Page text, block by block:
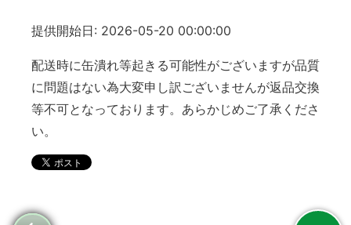
提供開始日: 2026-05-20 00:00:00
配送時に缶潰れ等起きる可能性がございますが品質
に問題はない為大変申し訳ございませんが返品交換
等不可となっております。あらかじめご了承くださ
い。